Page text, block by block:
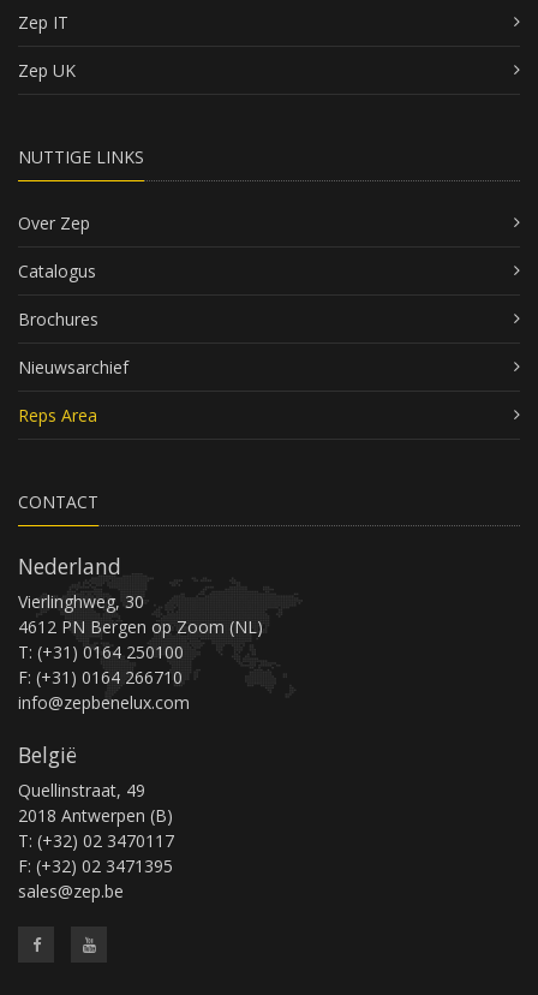
Zep IT
Zep UK
NUTTIGE LINKS
Over Zep
Catalogus
Brochures
Nieuwsarchief
Reps Area
CONTACT
Nederland
Vierlinghweg, 30
4612 PN Bergen op Zoom (NL)
T: (+31) 0164 250100
F: (+31) 0164 266710
info@zepbenelux.com
België
Quellinstraat, 49
2018 Antwerpen (B)
T: (+32) 02 3470117
F: (+32) 02 3471395
sales@zep.be